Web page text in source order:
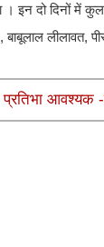
। इन दो दिनों
लीलावत,
आवश्यक -